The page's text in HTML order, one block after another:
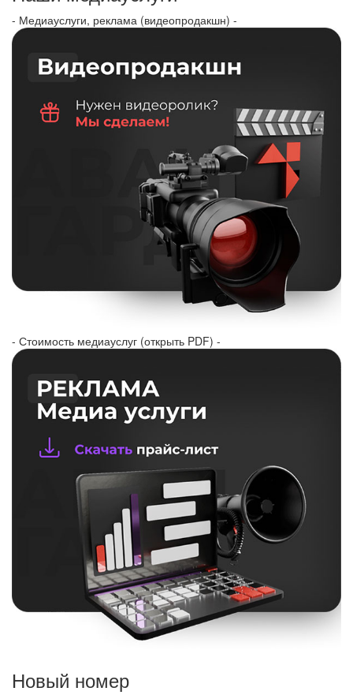
- Медиауслуги, реклама (видеопродакшн) -
- Стоимость медиауслуг (открыть PDF) -
Новый номер